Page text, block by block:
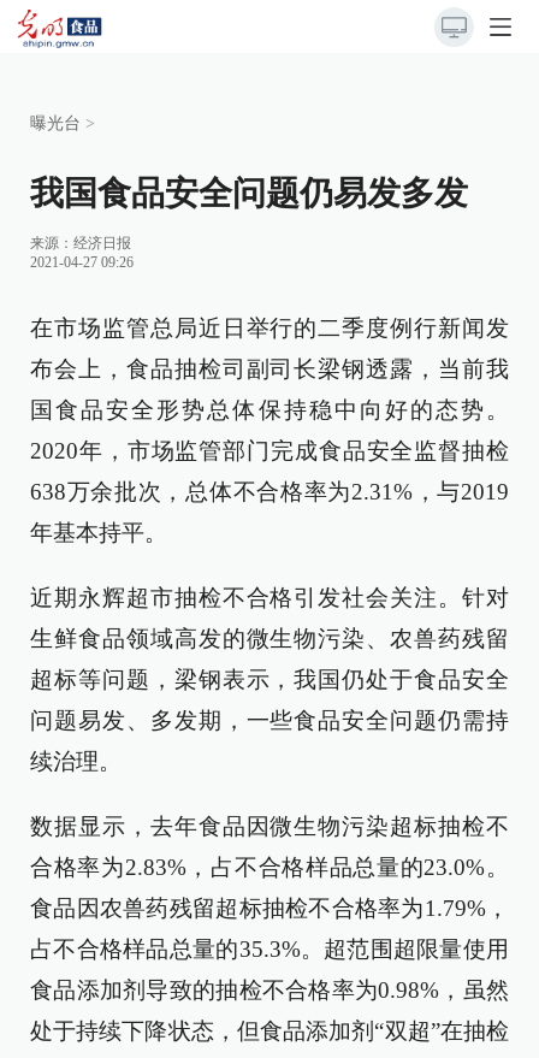
曝光台 >
我国食品安全问题仍易发多发
来源： 经济日报
2021-04-27 09:26
在市场监管总局近日举行的二季度例行新闻发
布会上，食品抽检司副司长梁钢透露，当前我
国食品安全形势总体保持稳中向好的态势。
2020年，市场监管部门完成食品安全监督抽检
638万余批次，总体不合格率为2.31%，与2019
年基本持平。
近期永辉超市抽检不合格引发社会关注。针对
生鲜食品领域高发的微生物污染、农兽药残留
超标等问题，梁钢表示，我国仍处于食品安全
问题易发、多发期，一些食品安全问题仍需持
续治理。
数据显示，去年食品因微生物污染超标抽检不
合格率为2.83%，占不合格样品总量的23.0%。
食品因农兽药残留超标抽检不合格率为1.79%，
占不合格样品总量的35.3%。超范围超限量使用
食品添加剂导致的抽检不合格率为0.98%，虽然
处于持续下降状态，但食品添加剂“双超”在抽检